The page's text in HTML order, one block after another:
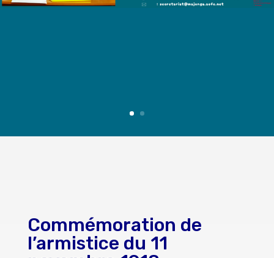
Commémoration de
l’armistice du 11